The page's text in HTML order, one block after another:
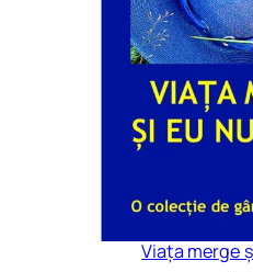
Viața merge